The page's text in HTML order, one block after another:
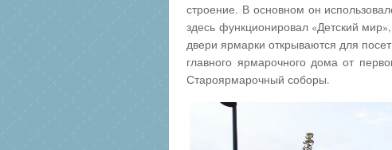
строение. В основном он
здесь функционировал «Детский
двери ярмарки открываются для
главного ярмарочного дома от
Староярмарочный соборы.